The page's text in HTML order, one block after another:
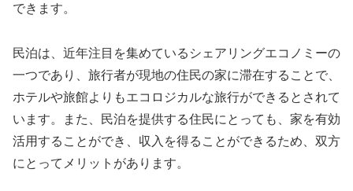
できます。
民泊は、近年注目を集めているシェアリングエコノミーの
一つであり、旅行者が現地の住民の家に滞在することで、
ホテルや旅館よりもエコロジカルな旅行ができるとされて
います。また、民泊を提供する住民にとっても、家を有効
活用することができ、収入を得ることができるため、双方
にとってメリットがあります。